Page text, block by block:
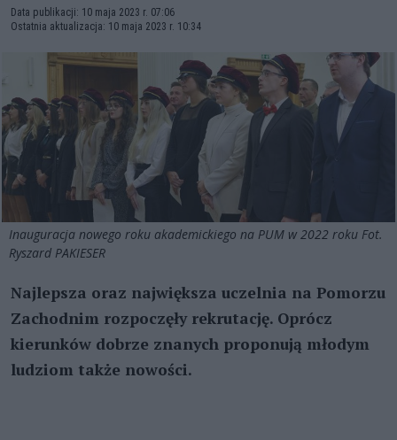
Data publikacji: 10 maja 2023 r. 07:06
Ostatnia aktualizacja: 10 maja 2023 r. 10:34
Inauguracja nowego roku akademickiego na PUM w 2022 roku Fot.
Ryszard PAKIESER
Najlepsza oraz największa uczelnia na Pomorzu
Zachodnim rozpoczęły rekrutację. Oprócz
kierunków dobrze znanych proponują młodym
ludziom także nowości.